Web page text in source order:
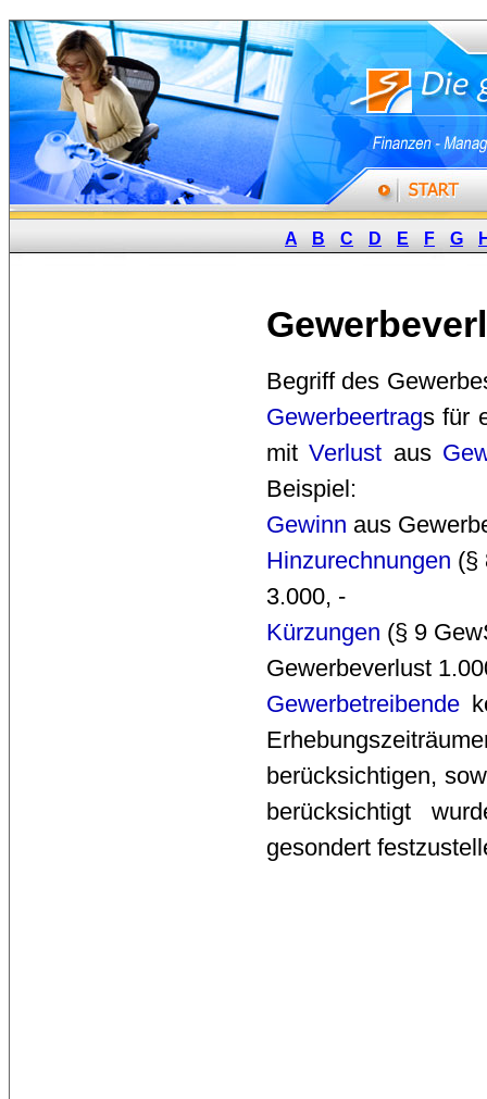
A B C D E F G
Begriff des
Gewerbeertrags für
mitVerlust aus
Beispiel:
Gewinn aus
Hinzurechnungen (§
3.000, -
Kürzungen (§ 9
Gewerbeverlust
Gewerbetreibende
berücksichtigen,
berücksichtigt
gesondert